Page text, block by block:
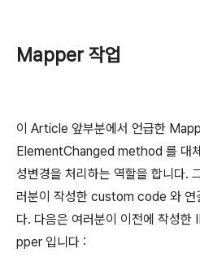
Mapper 작업
이 Article 앞부분에서 언급한
ElementChanged method 를 대
성변경을 처리하는 역할을 합니다.
러분이 작성한 custom code 와 연
다. 다음은 여러분이 이전에 작성
pper 입니다 :